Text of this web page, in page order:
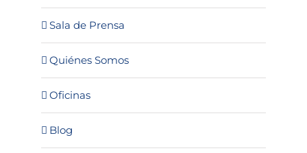
Sala de Prensa
Quiénes Somos
Oficinas
Blog